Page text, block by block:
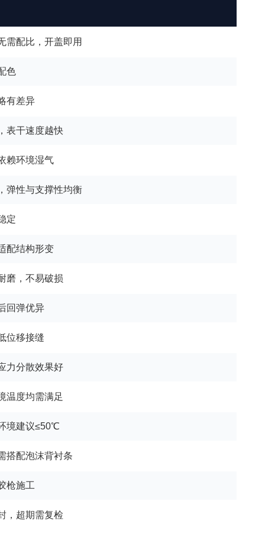
需配比，开盖即用
色
有差异
表干速度越快
赖环境湿气
弹性与支撑性均衡
定
配结构形变
磨，不易破损
回弹优异
位移接缝
力分散效果好
温度均需满足
境建议≤50℃
搭配泡沫背衬条
枪施工
，超期需复检